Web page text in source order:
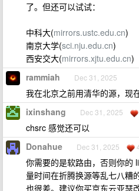
了。但还可以试试：
中科大(mirrors.ustc.edu.cn)
南京大学(sci.nju.edu.cn)
西安交大(mirrors.xjtu.edu.cn)
rammiah Dec 31, 2025
我在北京之前用清华的源，现
ixinshang Dec 31, 2025
chsrc 感觉还可以
Donahue Dec 31, 2025
你需要的是软路由，否则你的
量时间在折腾换源等乱七八糟
也很差。建议你买京东云亚瑟